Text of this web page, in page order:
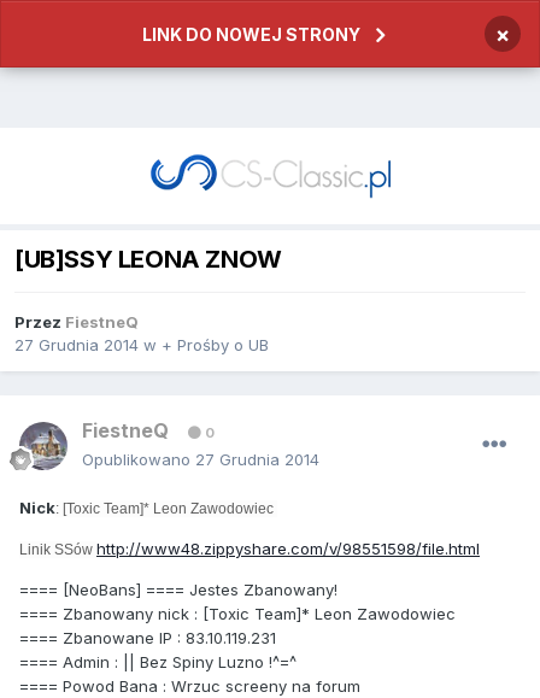
LINK DO NOWEJ STRONY ×
[UB]SSY LEONA ZNOW
Przez FiestneQ
27 Grudnia 2014 w + Prośby o UB
FiestneQ 0
Opublikowano 27 Grudnia 2014
Nick: [Toxic Team]* Leon Zawodowiec
Linik SSów http://www48.zippyshare.com/v/98551598/file.html
==== [NeoBans] ==== Jestes Zbanowany!
==== Zbanowany nick : [Toxic Team]* Leon Zawodowiec
==== Zbanowane IP : 83.10.119.231
==== Admin : || Bez Spiny Luzno !^=^
==== Powod Bana : Wrzuc screeny na forum